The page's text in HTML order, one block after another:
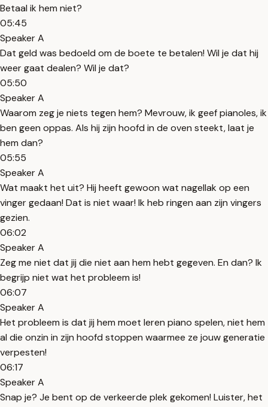
Betaal ik hem niet?
05:45
Speaker A
Dat geld was bedoeld om de boete te betalen! Wil je dat hij
weer gaat dealen? Wil je dat?
05:50
Speaker A
Waarom zeg je niets tegen hem? Mevrouw, ik geef pianoles, ik
ben geen oppas. Als hij zijn hoofd in de oven steekt, laat je
hem dan?
05:55
Speaker A
Wat maakt het uit? Hij heeft gewoon wat nagellak op een
vinger gedaan! Dat is niet waar! Ik heb ringen aan zijn vingers
gezien.
06:02
Speaker A
Zeg me niet dat jij die niet aan hem hebt gegeven. En dan? Ik
begrijp niet wat het probleem is!
06:07
Speaker A
Het probleem is dat jij hem moet leren piano spelen, niet hem
al die onzin in zijn hoofd stoppen waarmee ze jouw generatie
verpesten!
06:17
Speaker A
Snap je? Je bent op de verkeerde plek gekomen! Luister, het